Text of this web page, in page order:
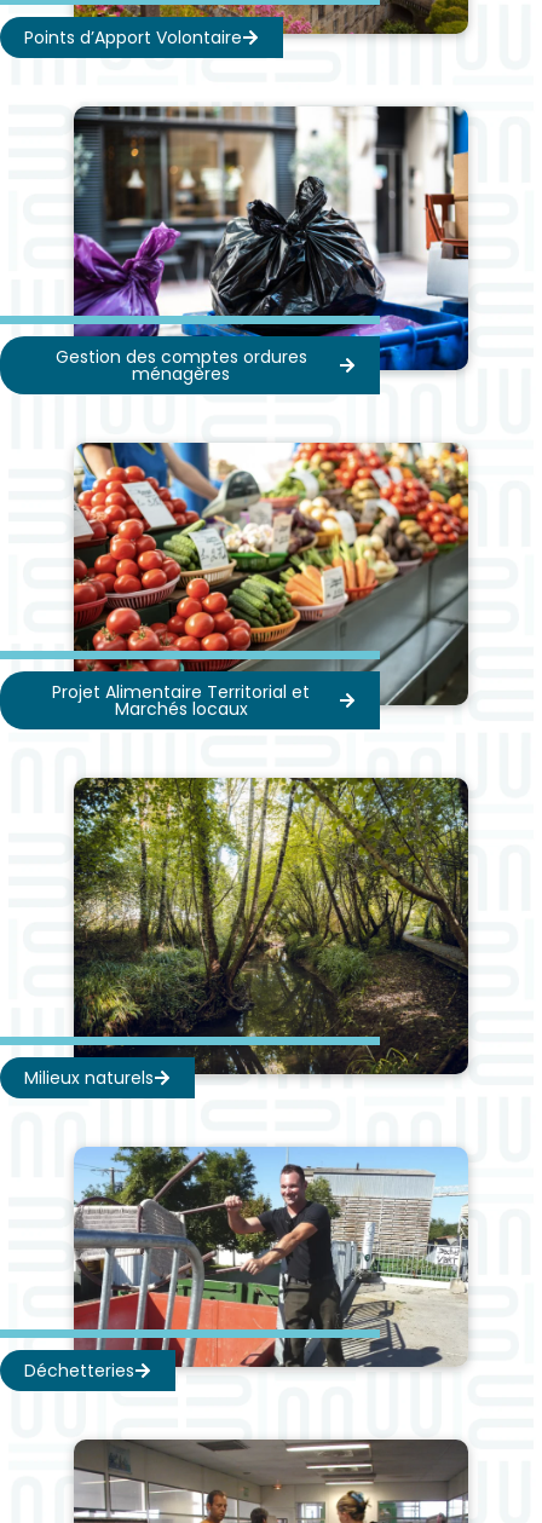
Points d’Apport Volontaire
Gestion des comptes ordures
ménagères
Projet Alimentaire Territorial et
Marchés locaux
Milieux naturels
Déchetteries